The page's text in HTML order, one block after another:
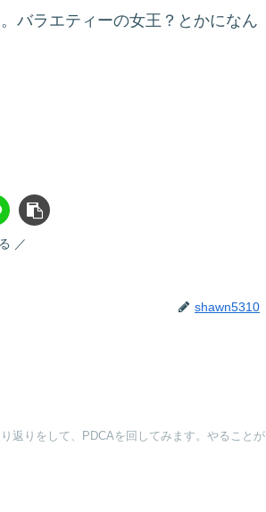
バラエティーの女王？とかになん
shawn5310
返りをして、PDCAを回してみます。やることが